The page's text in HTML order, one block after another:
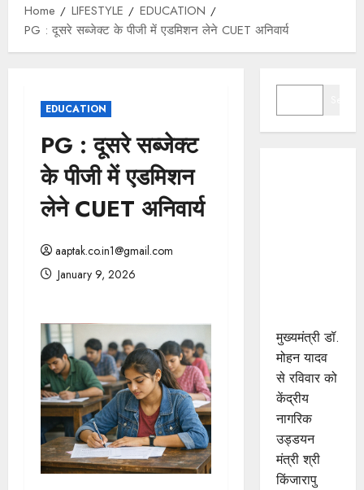
Home LIFESTYLE
EDUCATION
PG : दूसरे सब्जेक्ट के पीजी में एडमिशन लेने CUET अनिवार्य
EDUCATION
PG : दूसरे सब्जेक्ट
के पीजी में एडमिशन
लेने CUET अनिवार्य
aaptak.co.in1@gmail.com
January 9, 2026
मुख्यमंत्री डॉ.
मोहन यादव
से रविवार को
केंद्रीय
नागरिक
उड्डयन
मंत्री श्री
किंजारापु